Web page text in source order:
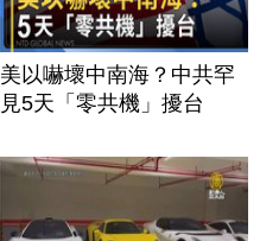
美以嚇壞中南海？中共罕
見5天「零共機」擾台